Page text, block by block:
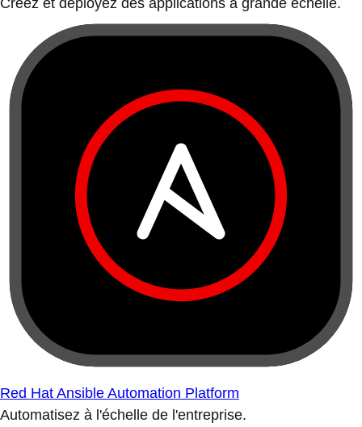
Créez et déployez des applications à grande échelle.
Red Hat Ansible Automation Platform
Automatisez à l'échelle de l'entreprise.